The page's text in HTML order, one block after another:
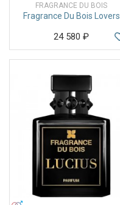
FRAGRANCE DU BOIS
Fragrance Du Bois Lovers
24 580 ₽